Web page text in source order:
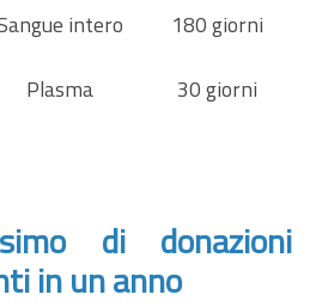
intero
180 giorni
Plasma 30 giorni
di donazioni
in un anno